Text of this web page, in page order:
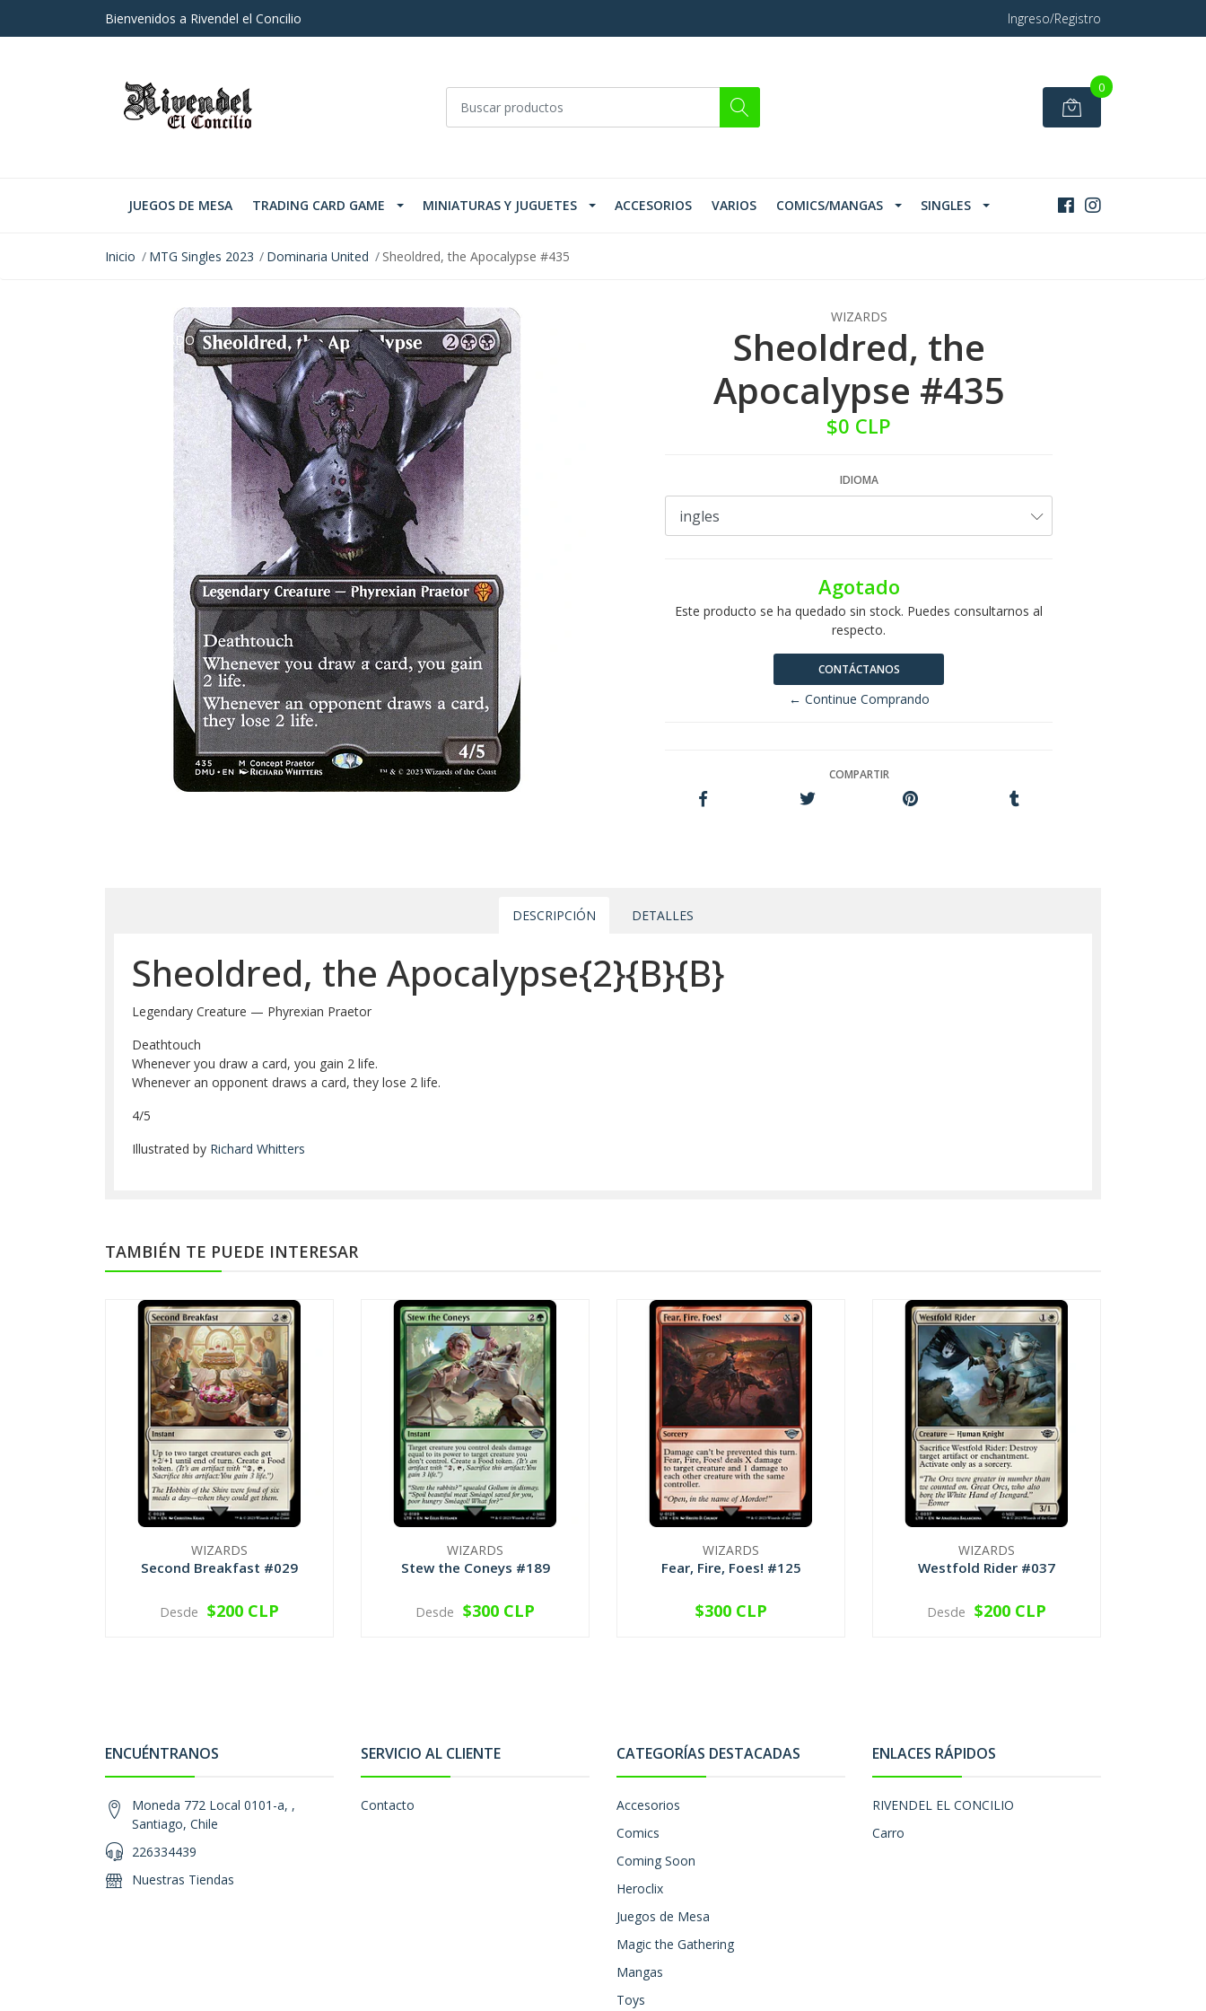
Bienvenidos a Rivendel el Concilio Ingreso/Registro
0
JUEGOS DE MESA TRADING CARD GAME MINIATURAS Y JUGUETES ACCESORIOS VARIOS COMICS/MANGAS SINGLES
Inicio MTG Singles 2023 Dominaria United Sheoldred, the Apocalypse #435
AGOTADO
WIZARDS
Sheoldred, the
Apocalypse #435
$0 CLP
IDIOMA
Agotado
Este producto se ha quedado sin stock. Puedes consultarnos al
respecto.
CONTÁCTANOS
← Continue Comprando
COMPARTIR
DESCRIPCIÓN DETALLES
Sheoldred, the Apocalypse{2}{B}{B}
Legendary Creature — Phyrexian Praetor
Deathtouch
Whenever you draw a card, you gain 2 life.
Whenever an opponent draws a card, they lose 2 life.
4/5
Illustrated by Richard Whitters
TAMBIÉN TE PUEDE INTERESAR
WIZARDS
Second Breakfast #029
VER OPCIONES
Desde $200 CLP
WIZARDS
Stew the Coneys #189
VER OPCIONES
Desde $300 CLP
WIZARDS
Fear, Fire, Foes! #125
VER OPCIONES
$300 CLP
WIZARDS
Westfold Rider #037
VER OPCIONES
Desde $200 CLP
ENCUÉNTRANOS
Moneda 772 Local 0101-a, ,
Santiago, Chile
226334439
Nuestras Tiendas
SERVICIO AL CLIENTE
Contacto
CATEGORÍAS DESTACADAS
Accesorios
Comics
Coming Soon
Heroclix
Juegos de Mesa
Magic the Gathering
Mangas
Toys
ENLACES RÁPIDOS
RIVENDEL EL CONCILIO
Carro